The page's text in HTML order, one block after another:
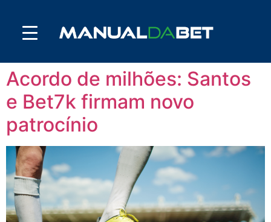
Acordo de milhões: Santos
e Bet7k firmam novo
patrocínio